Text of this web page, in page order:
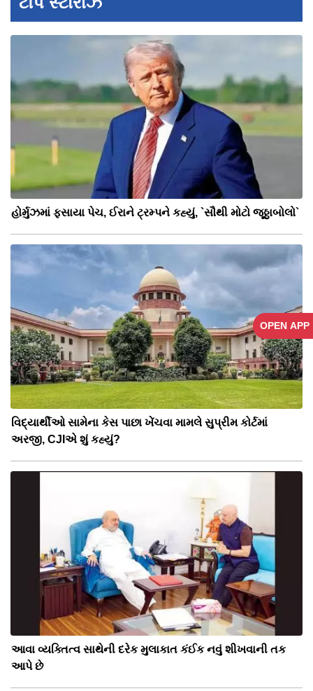
OPEN APP
હોર્મુઝમાં ફસાયા પેચ, ઈરાને ટ્રમ્પને કહ્યું, `સૌથી મોટો જૂઠ્ઠાબોલો`
વિદ્યાર્થીઓ સામેના કેસ પાછા ખેંચવા મામલે સુપ્રીમ કોર્ટમાં
અરજી, CJIએ શું કહ્યું?
આવા વ્યક્તિત્વ સાથેની દરેક મુલાકાત કંઈક નવું શીખવાની તક
આપે છે